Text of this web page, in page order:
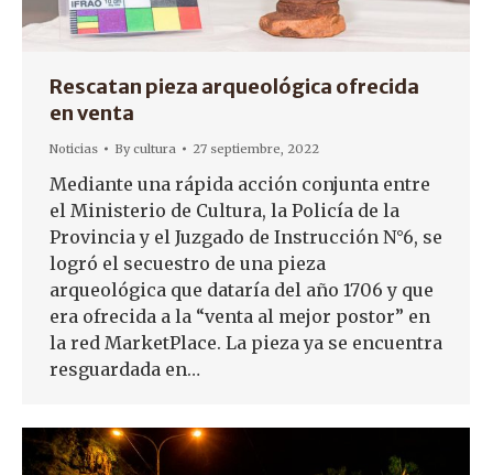
Rescatan pieza arqueológica ofrecida
en venta
Noticias Bycultura 27 septiembre, 2022
Mediante una rápida acción conjunta entre
el Ministerio de Cultura, la Policía de la
Provincia y el Juzgado de Instrucción N°6, se
logró el secuestro de una pieza
arqueológica que dataría del año 1706 y que
era ofrecida a la “venta al mejor postor” en
la red MarketPlace. La pieza ya se encuentra
resguardada en…